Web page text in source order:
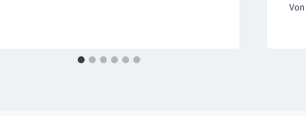
Von